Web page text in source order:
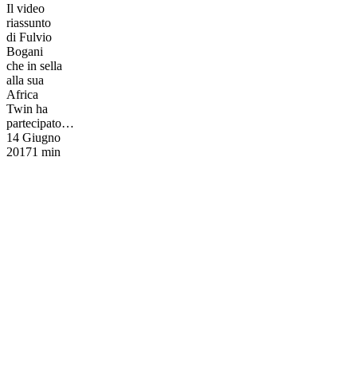
Il video
riassunto
di Fulvio
Bogani
che in sella
alla sua
Africa
Twin ha
partecipato…
14 Giugno
20171 min